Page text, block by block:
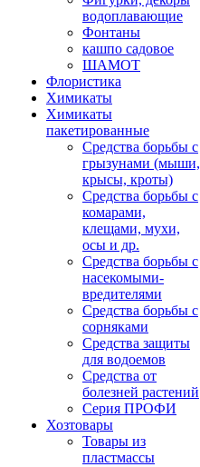
водоплавающие
Фонтаны
кашпо садовое
ШАМОТ
Флористика
Химикаты
Химикаты
пакетированные
Средства борьбы с
грызунами (мыши,
крысы, кроты)
Средства борьбы с
комарами,
клещами, мухи,
осы и др.
Средства борьбы с
насекомыми-
вредителями
Средства борьбы с
сорняками
Средства защиты
для водоемов
Средства от
болезней растений
Серия ПРОФИ
Хозтовары
Товары из
пластмассы